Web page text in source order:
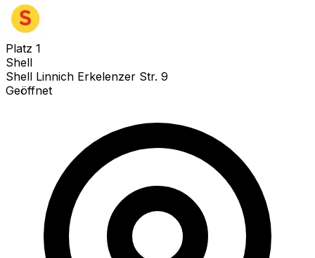
Platz 1
Shell
Shell Linnich Erkelenzer Str. 9
Geöffnet